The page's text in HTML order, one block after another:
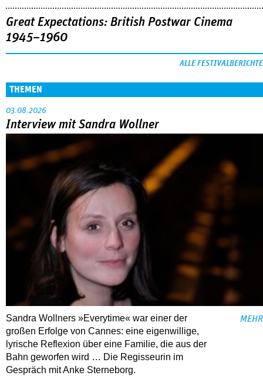
Great Expectations: British Postwar Cinema
1945–1960
ALLE FESTIVALBERICHTE
THEMEN
03.08.2026
Interview mit Sandra Wollner
Sandra Wollners »Everytime« war einer der
großen Erfolge von Cannes: eine eigenwillige,
lyrische Reflexion über eine ­Familie, die aus der
Bahn geworfen wird … Die Regisseurin im
Gespräch mit Anke Sterneborg.
MEHR